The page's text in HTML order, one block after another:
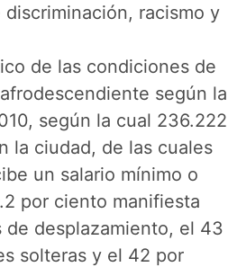
racismo y
de las condiciones de
según la
según la cual 236.222
la ciudad, de las cuales
un salario mínimo o
por ciento manifiesta
desplazamiento, el 43
solteras y el 42 por